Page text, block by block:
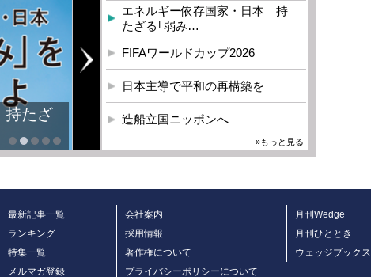
たざ
エネルギー依存国家・日本 持
たざる｢弱み…
FIFAワールドカップ2026
日本主導で平和の再構築を
造船立国ニッポンへ
»もっと見る
最新記事一覧
ランキング
特集一覧
メルマガ登録
会社案内
採用情報
著作権について
プライバシーポリシーについて
月刊Wedge
月刊ひととき
ウェッジブックス